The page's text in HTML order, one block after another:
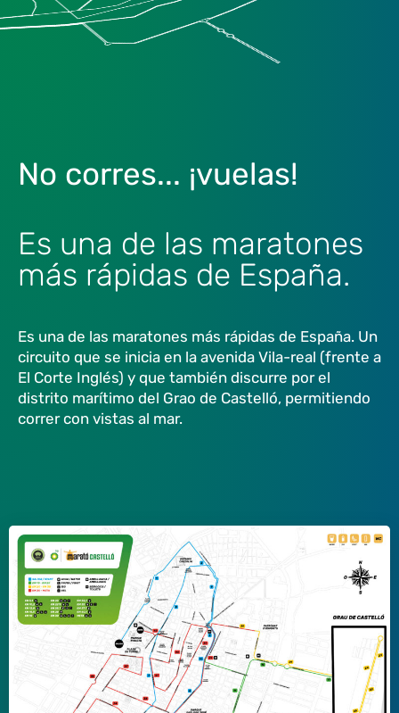
No corres... ¡vuelas!
Es una de las maratones
más rápidas de España.
Es una de las maratones más rápidas de España. Un
circuito que se inicia en la avenida Vila-real (frente a
El Corte Inglés) y que también discurre por el
distrito marítimo del Grao de Castelló, permitiendo
correr con vistas al mar.